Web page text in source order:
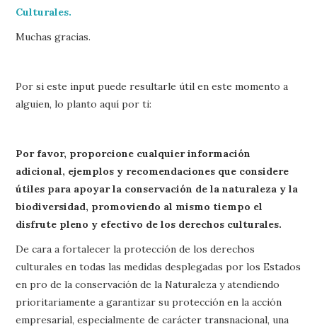
Culturales.
Muchas gracias.
Por si este input puede resultarle útil en este momento a
alguien, lo planto aquí por ti:
Por favor, proporcione cualquier información
adicional, ejemplos y recomendaciones que considere
útiles para apoyar la conservación de la naturaleza y la
biodiversidad, promoviendo al mismo tiempo el
disfrute pleno y efectivo de los derechos culturales.
De cara a fortalecer la protección de los derechos
culturales en todas las medidas desplegadas por los Estados
en pro de la conservación de la Naturaleza y atendiendo
prioritariamente a garantizar su protección en la acción
empresarial, especialmente de carácter transnacional, una